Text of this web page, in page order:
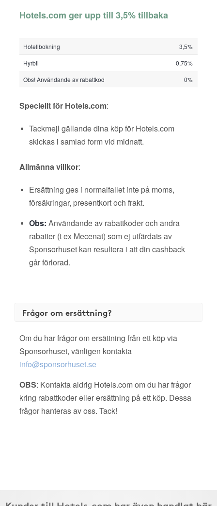
Hotels.com ger upp till 3,5% tillbaka
Hotellbokning
3,5%
Hyrbil
0,75%
Obs! Användande av rabattkod
0%
Speciellt för Hotels.com:
Tackmejl gällande dina köp för Hotels.com
skickas i samlad form vid midnatt.
Allmänna villkor:
Ersättning ges i normalfallet inte på moms,
försäkringar, presentkort och frakt.
Obs: Användande av rabattkoder och andra
rabatter (t ex Mecenat) som ej utfärdats av
Sponsorhuset kan resultera i att din cashback
går förlorad.
Frågor om ersättning?
Om du har frågor om ersättning från ett köp via
Sponsorhuset, vänligen kontakta
info@sponsorhuset.se
OBS: Kontakta aldrig Hotels.com om du har frågor
kring rabattkoder eller ersättning på ett köp. Dessa
frågor hanteras av oss. Tack!